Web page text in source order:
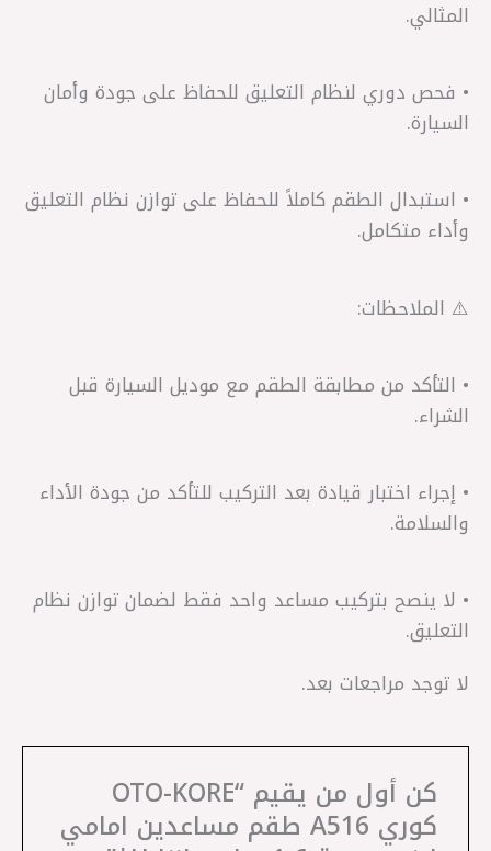
المثالي.
• فحص دوري لنظام التعليق للحفاظ على جودة وأمان
السيارة.
• استبدال الطقم كاملاً للحفاظ على توازن نظام التعليق
وأداء متكامل.
⚠️ الملاحظات:
• التأكد من مطابقة الطقم مع موديل السيارة قبل
الشراء.
• إجراء اختبار قيادة بعد التركيب للتأكد من جودة الأداء
والسلامة.
• لا ينصح بتركيب مساعد واحد فقط لضمان توازن نظام
التعليق.
لا توجد مراجعات بعد.
كن أول من يقيم “OTO-KORE
كوري A516 طقم مساعدين امامي